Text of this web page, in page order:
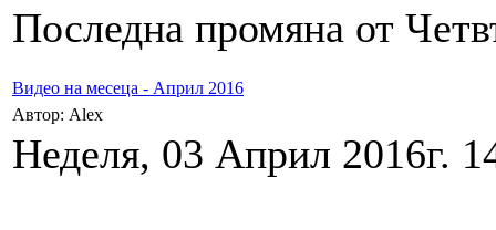
Последна промяна от
Видео на месеца - Април 2016
Автор: Alex
Неделя, 03 Април 2016г.